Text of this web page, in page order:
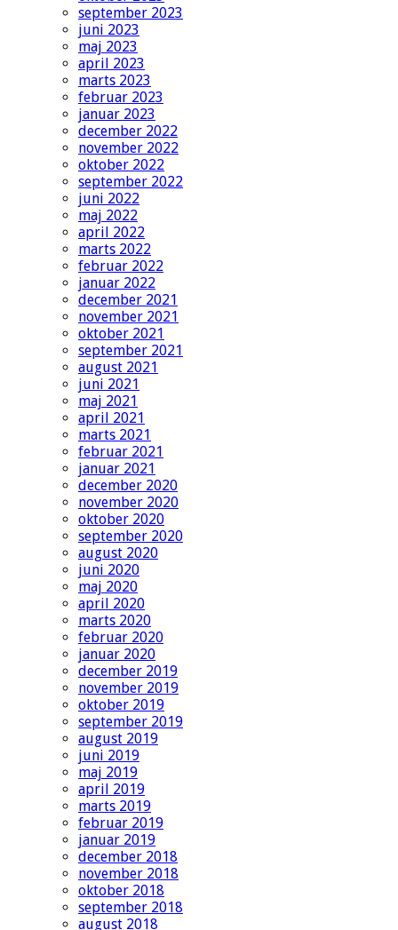
september 2023
juni 2023
maj 2023
april 2023
marts 2023
februar 2023
januar 2023
december 2022
november 2022
oktober 2022
september 2022
juni 2022
maj 2022
april 2022
marts 2022
februar 2022
januar 2022
december 2021
november 2021
oktober 2021
september 2021
august 2021
juni 2021
maj 2021
april 2021
marts 2021
februar 2021
januar 2021
december 2020
november 2020
oktober 2020
september 2020
august 2020
juni 2020
maj 2020
april 2020
marts 2020
februar 2020
januar 2020
december 2019
november 2019
oktober 2019
september 2019
august 2019
juni 2019
maj 2019
april 2019
marts 2019
februar 2019
januar 2019
december 2018
november 2018
oktober 2018
september 2018
august 2018